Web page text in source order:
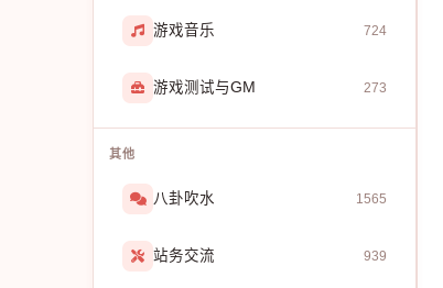
游戏音乐 724
游戏测试与GM 273
其他
八卦吹水 1565
站务交流 939